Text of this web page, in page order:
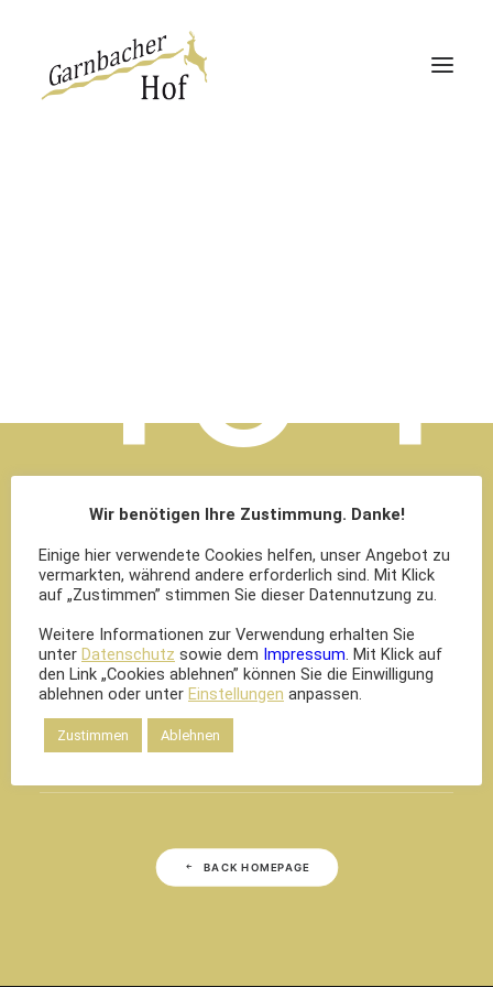
404
Page Not Found
This is a completely custom 404 error page. It
seems that page you are looking for no longer
exists.
BACK HOMEPAGE
Wir benötigen Ihre Zustimmung. Danke!
Einige hier verwendete Cookies helfen, unser Angebot zu
vermarkten, während andere erforderlich sind. Mit Klick
auf „Zustimmen” stimmen Sie dieser Datennutzung zu.
Weitere Informationen zur Verwendung erhalten Sie
unter Datenschutz sowie dem Impressum. Mit Klick auf
den Link „Cookies ablehnen” können Sie die Einwilligung
ablehnen oder unter Einstellungen anpassen.
Zustimmen Ablehnen